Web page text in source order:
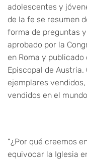
adolescentes y
de la fe se resumen
forma de preguntas y
aprobado por la
en Roma y
Episcopal de Austria.
ejemplares
vendidos en el
“¿Por qué creemos
equivocar la Iglesia